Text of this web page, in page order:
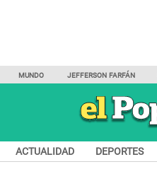
MUNDO JEFFERSON FARFÁN
ACTUALIDAD DEPORTES